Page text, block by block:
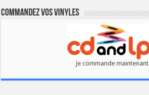
Commandez vos vinyles
Je commande maintenant